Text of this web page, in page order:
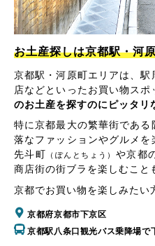
お土産探しは京都駅・河
京都駅・河原町エリアは、
店などといったお買い物ス
のお土産を探すのにピッタリ
特に京都最大の繁華街であ
落なファッションやグルメ
先斗町
（ぽんとちょう） や京都
商店街の街ブラを楽しむこと
京都でお買い物を楽しみたい
京都府京都市下京区
京都駅八条口観光バス乗降場で